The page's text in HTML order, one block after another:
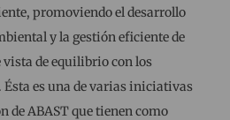
promoviendo el desarrollo
y la gestión eficiente de
vista de equilibrio con los
es una de varias iniciativas
de ABAST que tienen como